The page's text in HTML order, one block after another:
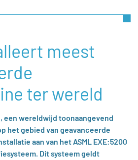
meest
ter wereld
een wereldwijd toonaangevend
het gebied van geavanceerde
aan van het ASML EXE:5200
Dit systeem geldt